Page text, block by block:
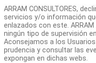
ARRAM CONSULTORES,
servicios y/o información
enlazados con este. ARRAM
ningún tipo de supervisión
Aconsejamos a los
prudencia y consultar las
expongan en dichas webs.